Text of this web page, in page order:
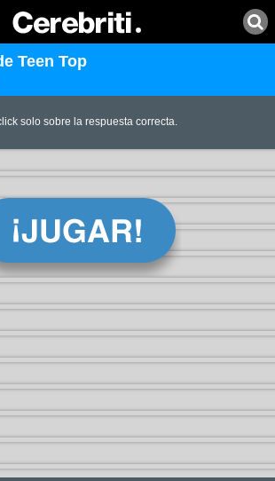
Teen Top
solo sobre la respuesta correcta.